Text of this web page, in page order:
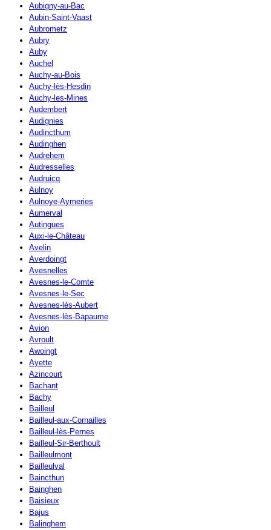
Aubigny-au-Bac
Aubin-Saint-Vaast
Aubrometz
Aubry
Auby
Auchel
Auchy-au-Bois
Auchy-lès-Hesdin
Auchy-les-Mines
Audembert
Audignies
Audincthum
Audinghen
Audrehem
Audresselles
Audruicq
Aulnoy
Aulnoye-Aymeries
Aumerval
Autingues
Auxi-le-Château
Avelin
Averdoingt
Avesnelles
Avesnes-le-Comte
Avesnes-le-Sec
Avesnes-lès-Aubert
Avesnes-lès-Bapaume
Avion
Avroult
Awoingt
Ayette
Azincourt
Bachant
Bachy
Bailleul
Bailleul-aux-Cornailles
Bailleul-lès-Pernes
Bailleul-Sir-Berthoult
Bailleulmont
Bailleulval
Baincthun
Bainghen
Baisieux
Bajus
Balinghem